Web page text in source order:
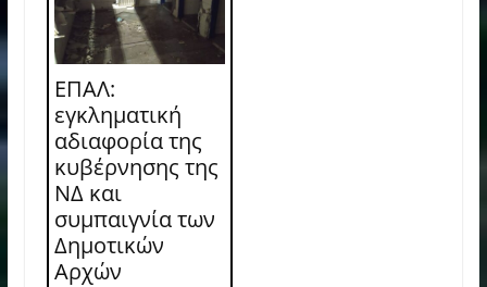
ΕΠΑΛ:
εγκληματική
αδιαφορία της
κυβέρνησης της
ΝΔ και
συμπαιγνία των
Δημοτικών
Αρχών